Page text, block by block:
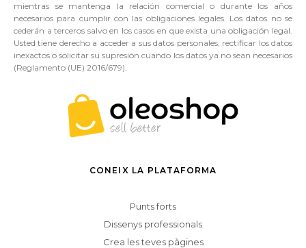
mientras se mantenga la relación comercial o durante los años
necesarios para cumplir con las obligaciones legales. Los datos no se
cederán a terceros salvo en los casos en que exista una obligación legal.
Usted tiene derecho a acceder a sus datos personales, rectificar los datos
inexactos o solicitar su supresión cuando los datos ya no sean necesarios
(Reglamento (UE) 2016/679).
CONEIX LA PLATAFORMA
Punts forts
Dissenys professionals
Crea les teves pàgines